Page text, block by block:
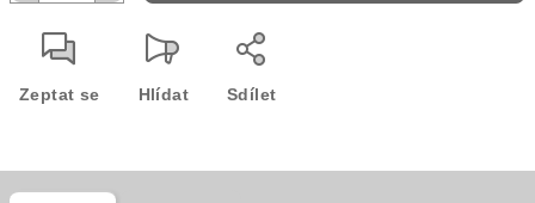
Zeptat se Hlídat Sdílet